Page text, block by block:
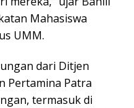
Mahasiswa
UMM.
dari Ditjen
Pertamina Patra
termasuk di